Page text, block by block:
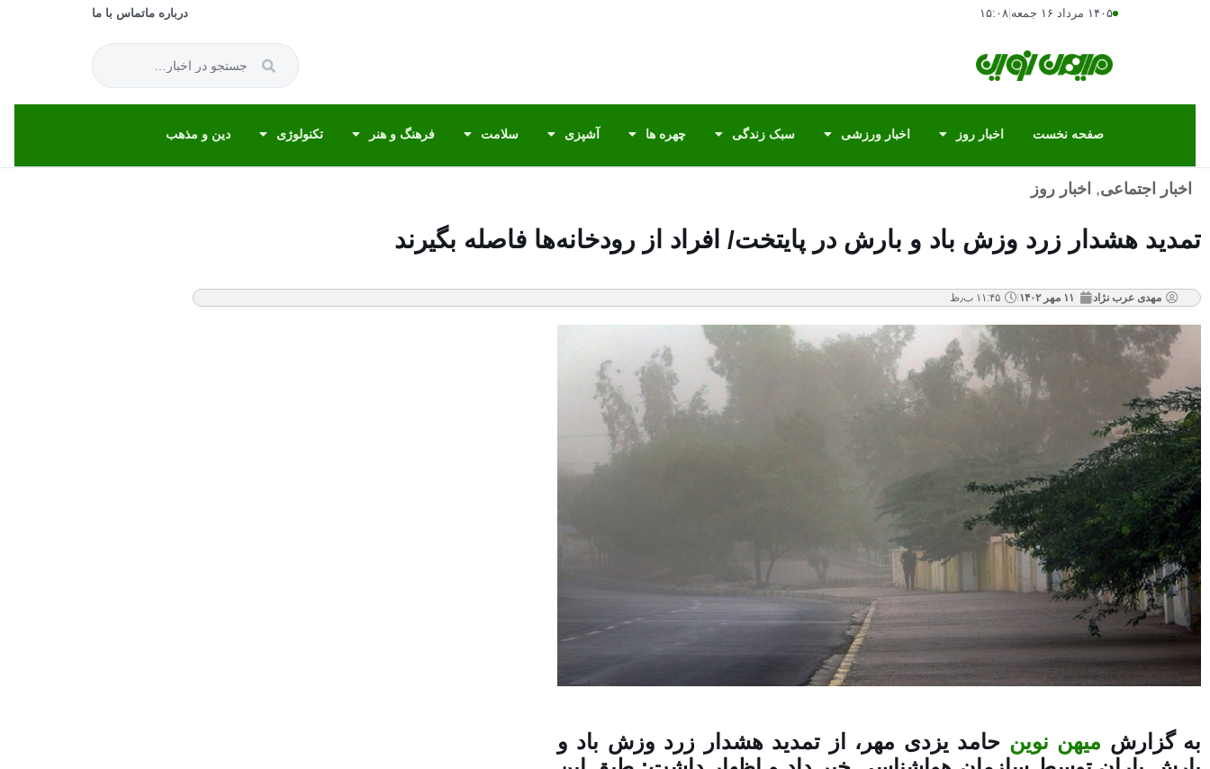
۱۴۰۵ مرداد ۱۶ جمعه ۱۵:۰۸ درباره ماتماس با ما
صفحه نخست اخبار روز اخبار ورزشی سبک زندگی چهره ها آشپزی سلامت فرهنگ و هنر تکنولوژی دین و مذهب
اخبار اجتماعی, اخبار روز
تمدید هشدار زرد وزش باد و بارش در پایتخت/ افراد از رودخانه‌ها فاصله بگیرند
مهدی عرب نژاد ۱۱ مهر ۱۴۰۲ ۱۱:۴۵ ب٫ظ
به گزارش میهن نوین حامد یزدی مهر، از تمدید هشدار زرد وزش باد و